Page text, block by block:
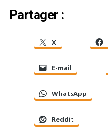
Partager :
X
E-mail
WhatsApp
Reddit